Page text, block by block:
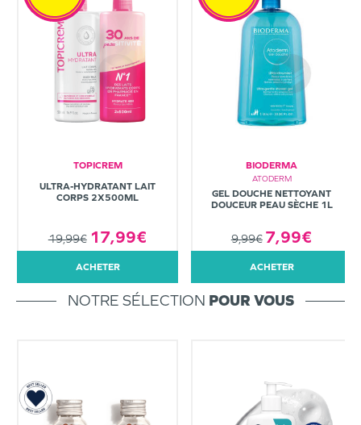
TOPICREM
ULTRA-HYDRATANT LAIT
CORPS 2X500ML
19,99€ 17,99€
ACHETER
BIODERMA
ATODERM
GEL DOUCHE NETTOYANT
DOUCEUR PEAU SÈCHE 1L
9,99€ 7,99€
ACHETER
NOTRE SÉLECTION POUR VOUS